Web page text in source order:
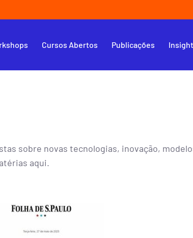
Cursos Abertos Publicações
sobre novas tecnologias, inovação,
aqui.